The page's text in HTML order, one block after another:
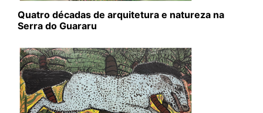
Quatro décadas de arquitetura e natureza na
Serra do Guararu